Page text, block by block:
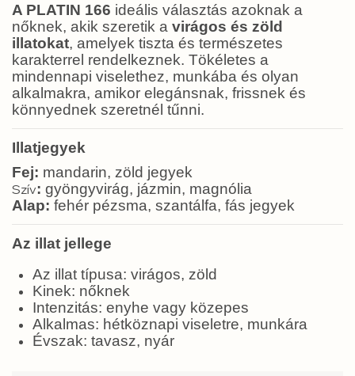
A PLATIN 166 ideális választás azoknak a
nőknek, akik szeretik a virágos és zöld
illatokat, amelyek tiszta és természetes
karakterrel rendelkeznek. Tökéletes a
mindennapi viselethez, munkába és olyan
alkalmakra, amikor elegánsnak, frissnek és
könnyednek szeretnél tűnni.
Illatjegyek
Fej: mandarin, zöld jegyek
Szív: gyöngyvirág, jázmin, magnólia
Alap: fehér pézsma, szantálfa, fás jegyek
Az illat jellege
Az illat típusa: virágos, zöld
Kinek: nőknek
Intenzitás: enyhe vagy közepes
Alkalmas: hétköznapi viseletre, munkára
Évszak: tavasz, nyár